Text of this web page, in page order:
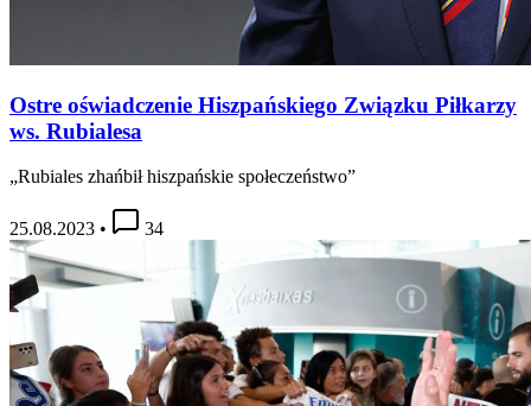
Ostre oświadczenie Hiszpańskiego Związku Piłkarzy
ws. Rubialesa
„Rubiales zhańbił hiszpańskie społeczeństwo”
25.08.2023 • 34